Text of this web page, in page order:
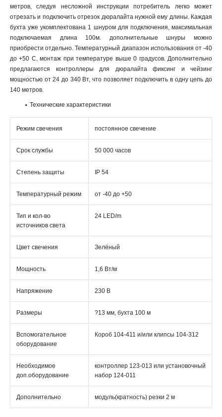
метров, следуя несложной инструкции потребитель легко может
отрезать и подключить отрезок дюралайта нужной ему длины. Каждая
бухта уже укомплектована 1 шнуром для подключения, максимальная
подключаемая длина 100м. дополнительные шнуры можно
приобрести отдельно. Температурный диапазон использования от -40
до +50 С, монтаж при температуре выше 0 градусов. Дополнительно
предлагаются контроллеры для дюралайта фиксинг и чейзинг
мощностью от 24 до 340 Вт, что позволяет подключить в одну цепь до
140 метров.
Технические характеристики
Режим свечения постоянное свечение
Срок службы 50 000 часов
Степень защиты IP 54
Температурный режим от -40 до +50
Тип и кол-во
источников света
24 LED/m
Цвет свечения Зелёный
Мощность 1,6 Вт/м
Напряжение 230 В
Размеры ?13 мм, бухта 100 м
Вспомогательное
оборудование
Короб 104-411 и/или клипсы 104-312
Необходимое
доп.оборудование
контроллер 123-013 или установочный
набор 124-011
Дополнительно модуль(кратность) резки 2 м